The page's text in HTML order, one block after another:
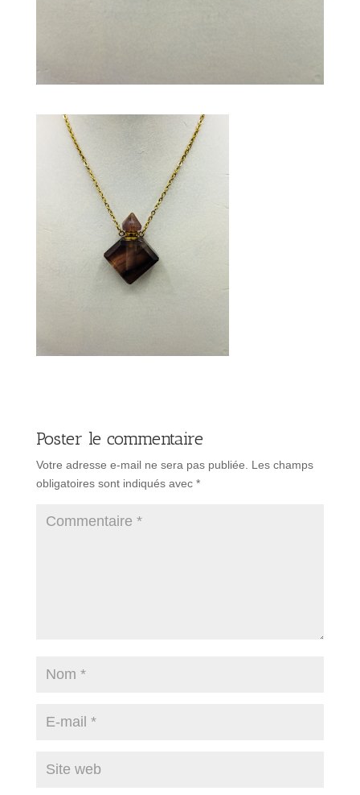
Poster le commentaire
Votre adresse e-mail ne sera pas publiée.
Les champs
obligatoires sont indiqués avec *